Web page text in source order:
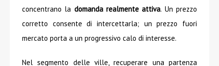
concentrano la domanda realmente attiva. Un prezzo
corretto consente di intercettarla; un prezzo fuori
mercato porta a un progressivo calo di interesse.
Nel segmento delle ville, recuperare una partenza